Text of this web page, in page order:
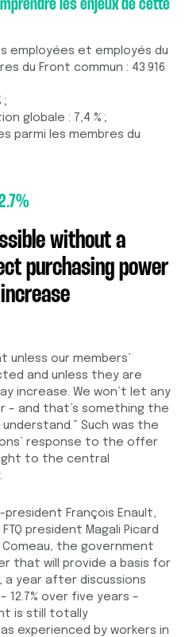
les enjeux de cette
employées et employés du
du Front commun : 43 916
;
globale : 7,4 % ;
parmi les membres du
without a
purchasing power
unless our members’
and unless they are
increase. We won’t let any
– and that’s something the
Such was the
response to the offer
to the central
François Enault,
president Magali Picard
Comeau, the government
that will provide a basis for
year after discussions
12.7% over five years –
is still totally
experienced by workers in